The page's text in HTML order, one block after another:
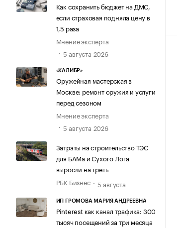
Как сохранить бюджет на ДМС,
если страховая подняла цену в
1,5 раза
Мнение эксперта
5 августа 2026
«КАЛИБР»
Оружейная мастерская в
Москве: ремонт оружия и услуги
перед сезоном
Мнение эксперта
5 августа 2026
Затраты на строительство ТЭС
для БАМа и Сухого Лога
выросли на треть
РБК Бизнес
5 августа
ИП ГРОМОВА МАРИЯ АНДРЕЕВНА
Pinterest как канал трафика: 300
тысяч посещений за три месяца